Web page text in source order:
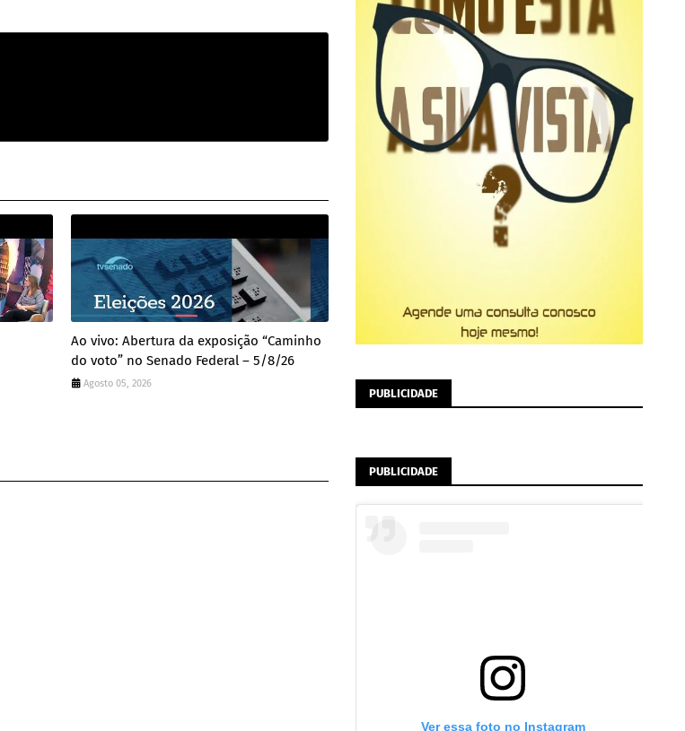
Ao vivo: Abertura da exposição “Caminho
do voto” no Senado Federal – 5/8/26
Agosto 05, 2026
PUBLICIDADE
PUBLICIDADE
Ver essa foto no Instagram